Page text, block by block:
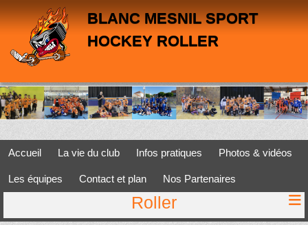
BLANC MESNIL SPORT
HOCKEY ROLLER
Accueil La vie du club Infos pratiques Photos & vidéos
Les équipes Contact et plan Nos Partenaires
Roller
Panneau de gestion des cookies